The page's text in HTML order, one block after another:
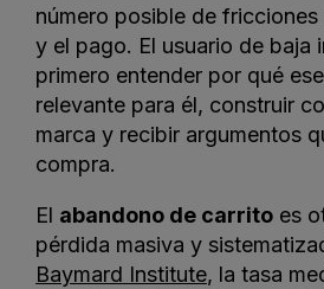
número posible de fricciones
y el pago. El usuario de baja
primero entender por qué
relevante para él, construir
marca y recibir argumentos
compra.
El abandono de carrito es
pérdida masiva y
Baymard Institute, la tasa